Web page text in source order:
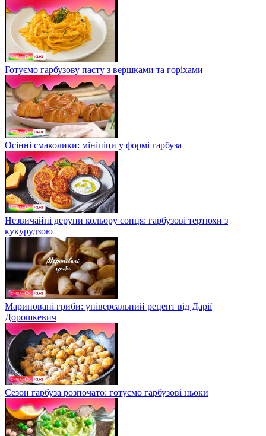
Готуємо гарбузову пасту з вершками та горіхами
Осінні смаколики: мініпіци у формі гарбуза
Незвичайні деруни кольору сонця: гарбузові тертюхи з
кукурудзою
Мариновані гриби: універсальний рецепт від Дарії
Дорошкевич
Сезон гарбуза розпочато: готуємо гарбузові ньоки